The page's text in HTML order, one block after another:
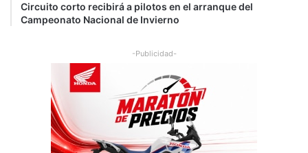
Circuito corto recibirá a pilotos en el arranque del
Campeonato Nacional de Invierno
-Publicidad-